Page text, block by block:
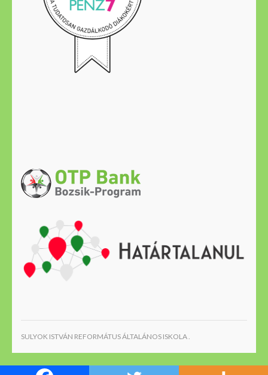
SULYOK ISTVÁN REFORMÁTUS ÁLTALÁNOS ISKOLA .